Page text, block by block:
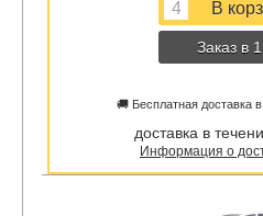
Заказ в
🚚 Бесплатная доставка
доставка в
Информация о